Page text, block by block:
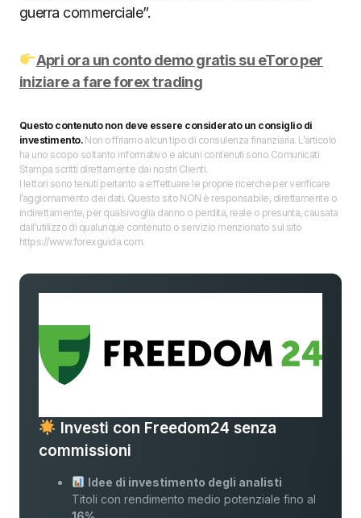
guerra commerciale”.
Apri ora un conto demo gratis su eToro per
iniziare a fare forex trading
Questo contenuto non deve essere considerato un consiglio di
investimento.Non offriamo alcun tipo di consulenza finanziaria. L’articolo
ha uno scopo soltanto informativo e alcuni contenuti sono Comunicati
Stampa scritti direttamente dai nostri Clienti.
I lettori sono tenuti pertanto a effettuare le proprie ricerche per verificare
l’aggiornamento dei dati. Questo sito NON è responsabile, direttamente o
indirettamente, per qualsivoglia danno o perdita, reale o presunta, causata
dall'utilizzo di qualunque contenuto o servizio menzionato sul sito
https://www.forexguida.com.
Investi con Freedom24 senza
commissioni
Idee di investimento degli analisti
Titoli con rendimento medio potenziale fino al